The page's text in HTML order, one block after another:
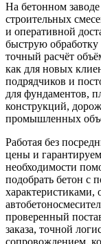
На бетонном
строительных
и оперативной
быструю обработку
точный расчёт
как для новых
подрядчиков и
для фундаментов,
конструкций,
промышленных
Работая без
цены и
необходимости
подобрать бетон с
характеристиками,
проверенный
заказа, точной